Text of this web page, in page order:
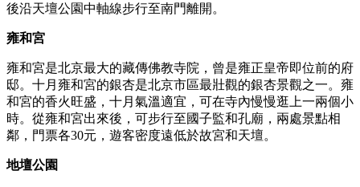
後沿天壇公園中軸線步行至南門離開。
雍和宮
雍和宮是北京最大的藏傳佛教寺院，曾是雍正皇帝即位前的府
邸。十月雍和宮的銀杏是北京市區最壯觀的銀杏景觀之一。雍
和宮的香火旺盛，十月氣溫適宜，可在寺內慢慢逛上一兩個小
時。從雍和宮出來後，可步行至國子監和孔廟，兩處景點相
鄰，門票各30元，遊客密度遠低於故宮和天壇。
地壇公園